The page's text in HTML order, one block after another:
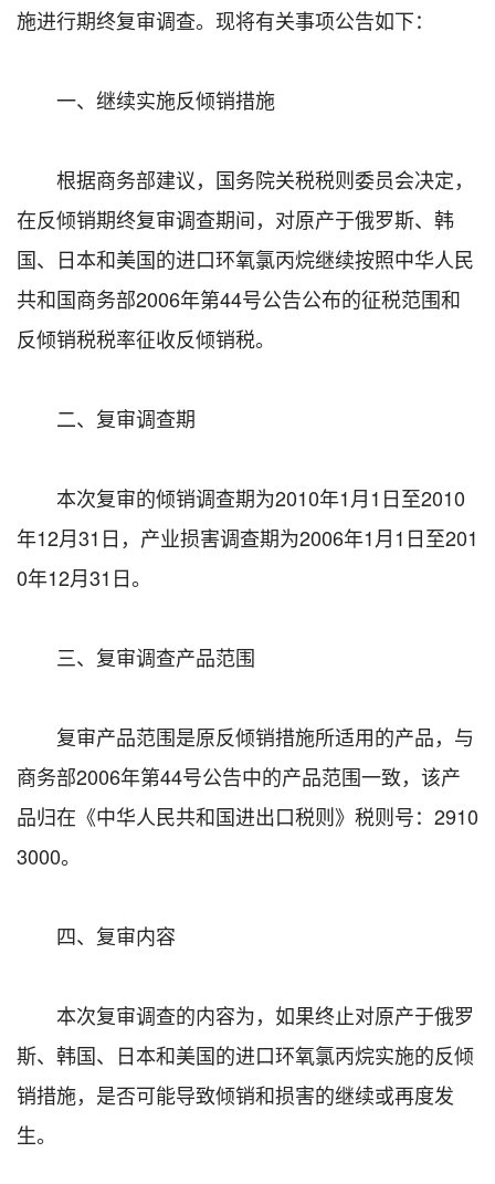
施进行期终复审调查。现将有关事项公告如下：
一、继续实施反倾销措施
根据商务部建议，国务院关税税则委员会决定，
在反倾销期终复审调查期间，对原产于俄罗斯、韩
国、日本和美国的进口环氧氯丙烷继续按照中华人民
共和国商务部2006年第44号公告公布的征税范围和
反倾销税税率征收反倾销税。
二、复审调查期
本次复审的倾销调查期为2010年1月1日至2010
年12月31日，产业损害调查期为2006年1月1日至201
0年12月31日。
三、复审调查产品范围
复审产品范围是原反倾销措施所适用的产品，与
商务部2006年第44号公告中的产品范围一致，该产
品归在《中华人民共和国进出口税则》税则号：2910
3000。
四、复审内容
本次复审调查的内容为，如果终止对原产于俄罗
斯、韩国、日本和美国的进口环氧氯丙烷实施的反倾
销措施，是否可能导致倾销和损害的继续或再度发
生。